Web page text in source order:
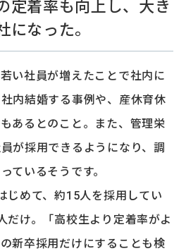
定着率も向上し、大き
になった。
い社員が増えたことで社内に
内結婚する事例や、産休育休
あるとのこと。また、管理栄
が採用できるようになり、調
ているそうです。
じめて、約15人を採用してい
だけ。「高校生より定着率がよ
新卒採用だけにすることも検